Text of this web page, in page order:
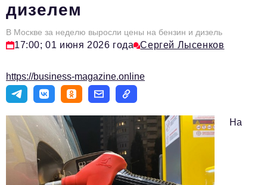
Персона номера
Инфраструктура развития
Туризм
Импортозамещение
Мероприятия
Авторские материалы
дизелем
В Москве за неделю выросли цены на бензин и дизель
17:00; 01 июня 2026 года Сергей Лысенков
https://business-magazine.online
На